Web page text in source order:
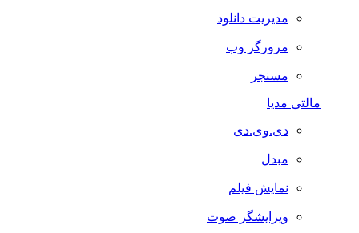
مدیریت دانلود
مرورگر وب
مسنجر
مالتی مدیا
دی.وی.دی
مبدل
نمایش فیلم
ویرایشگر صوت